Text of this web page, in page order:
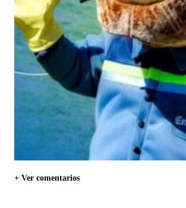
+ Ver comentarios